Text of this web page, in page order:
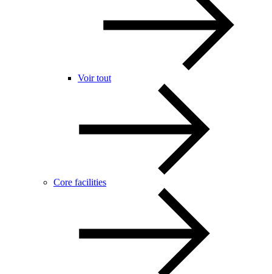
Voir tout
Core facilities